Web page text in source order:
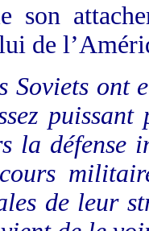
son
de
Soviets ont
la défense
de leur